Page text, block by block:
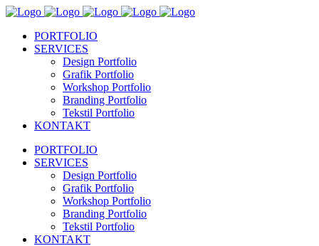
PORTFOLIO
SERVICES
Design Portfolio
Grafik Portfolio
Workshop Portfolio
Branding Portfolio
Tekstil Portfolio
KONTAKT
PORTFOLIO
SERVICES
Design Portfolio
Grafik Portfolio
Workshop Portfolio
Branding Portfolio
Tekstil Portfolio
KONTAKT